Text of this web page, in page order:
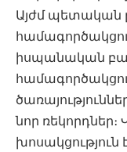
Այժմ պետական
իսպանական
նոր ռեկորդներ։
խոսակցություն